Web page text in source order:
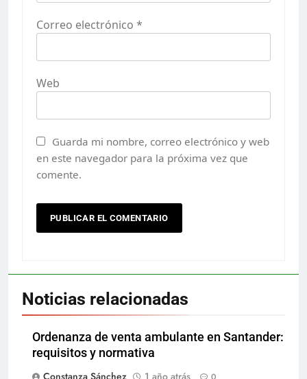
Correo electrónico *
Web
Guarda mi nombre, correo electrónico y web
en este navegador para la próxima vez que
comente.
Noticias relacionadas
Ordenanza de venta ambulante en Santander:
requisitos y normativa